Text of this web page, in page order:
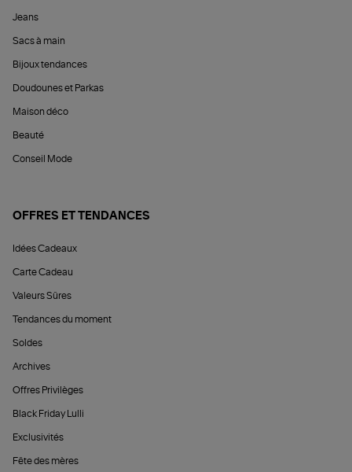
Jeans
Sacs à main
Bijoux tendances
Doudounes et Parkas
Maison déco
Beauté
Conseil Mode
OFFRES ET TENDANCES
Idées Cadeaux
Carte Cadeau
Valeurs Sûres
Tendances du moment
Soldes
Archives
Offres Privilèges
Black Friday Lulli
Exclusivités
Fête des mères